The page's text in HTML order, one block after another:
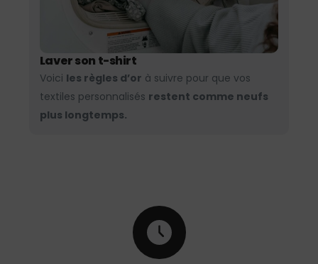
Laver son t-shirt
Voici les règles d’or à suivre pour que vos
textiles personnalisés restent comme neufs
plus longtemps.